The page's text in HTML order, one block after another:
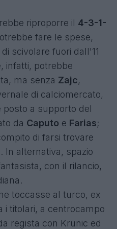
riproporre il 4-3-1-
fare le spese,
scivolare fuori dall'11
infatti, potrebbe
ma senza Zajc,
di calciomercato,
posto a supporto del
da Caputo e Farias;
di farsi trovare
In alternativa, spazio
con il rilancio,
toccasse al turco, ex
i titolari, a centrocampo
regista con Krunic ed